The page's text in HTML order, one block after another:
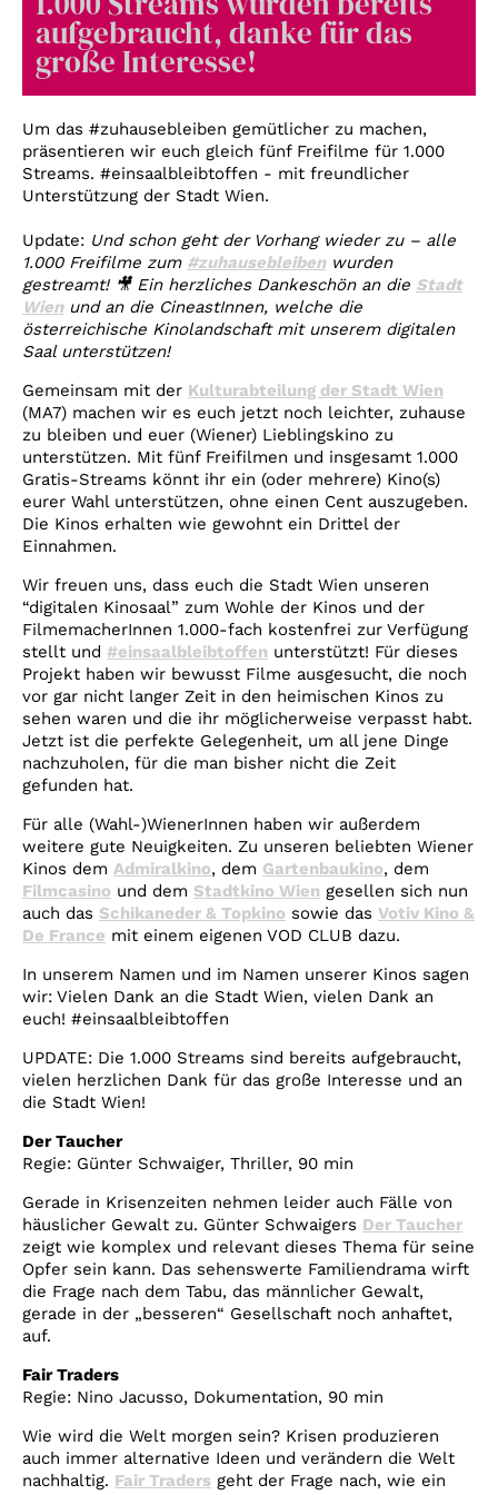
Account
Suche
aufgebraucht, danke für das
große Interesse!
Um das #zuhausebleiben gemütlicher zu machen,
präsentieren wir euch gleich fünf Freifilme für 1.000
Streams. #einsaalbleibtoffen - mit freundlicher
Unterstützung der Stadt Wien.
Update: Und schon geht der Vorhang wieder zu – alle
1.000 Freifilme zum #zuhausebleibenwurden
gestreamt! 🎥 Ein herzliches Dankeschön an die Stadt
Wienund an die CineastInnen, welche die
österreichische Kinolandschaft mit unserem digitalen
Saal unterstützen!
Gemeinsam mit der Kulturabteilung der Stadt Wien
(MA7) machen wir es euch jetzt noch leichter, zuhause
zu bleiben und euer (Wiener) Lieblingskino zu
unterstützen. Mit fünf Freifilmen und insgesamt 1.000
Gratis-Streams könnt ihr ein (oder mehrere) Kino(s)
eurer Wahl unterstützen, ohne einen Cent auszugeben.
Die Kinos erhalten wie gewohnt ein Drittel der
Einnahmen.
Wir freuen uns, dass euch die Stadt Wien unseren
“digitalen Kinosaal” zum Wohle der Kinos und der
FilmemacherInnen 1.000-fach kostenfrei zur Verfügung
stellt und #einsaalbleibtoffen unterstützt! Für dieses
Projekt haben wir bewusst Filme ausgesucht, die noch
vor gar nicht langer Zeit in den heimischen Kinos zu
sehen waren und die ihr möglicherweise verpasst habt.
Jetzt ist die perfekte Gelegenheit, um all jene Dinge
nachzuholen, für die man bisher nicht die Zeit
gefunden hat.
Für alle (Wahl-)WienerInnen haben wir außerdem
weitere gute Neuigkeiten. Zu unseren beliebten Wiener
Kinos dem Admiralkino, dem Gartenbaukino, dem
Filmcasino und dem Stadtkino Wien gesellen sich nun
auch das Schikaneder & Topkino sowie das Votiv Kino &
De France mit einem eigenen VOD CLUB dazu.
In unserem Namen und im Namen unserer Kinos sagen
wir: Vielen Dank an die Stadt Wien, vielen Dank an
euch! #einsaalbleibtoffen
UPDATE: Die 1.000 Streams sind bereits aufgebraucht,
vielen herzlichen Dank für das große Interesse und an
die Stadt Wien!
Der Taucher
Regie: Günter Schwaiger, Thriller, 90 min
Gerade in Krisenzeiten nehmen leider auch Fälle von
häuslicher Gewalt zu. Günter Schwaigers Der Taucher
zeigt wie komplex und relevant dieses Thema für seine
Opfer sein kann. Das sehenswerte Familiendrama wirft
die Frage nach dem Tabu, das männlicher Gewalt,
gerade in der „besseren“ Gesellschaft noch anhaftet,
auf.
Fair Traders
Regie: Nino Jacusso, Dokumentation, 90 min
Wie wird die Welt morgen sein? Krisen produzieren
auch immer alternative Ideen und verändern die Welt
nachhaltig. Fair Traders geht der Frage nach, wie ein